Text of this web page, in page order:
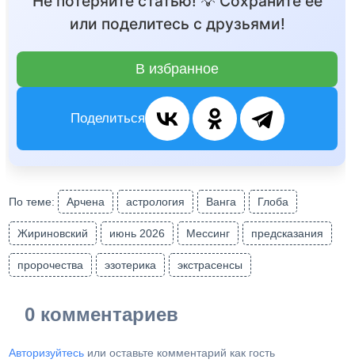
или поделитесь с друзьями!
В избранное
Поделиться
По теме: Арчена астрология Ванга Глоба
Жириновский июнь 2026 Мессинг предсказания
пророчества эзотерика экстрасенсы
0 комментариев
Авторизуйтесь или оставьте комментарий как гость